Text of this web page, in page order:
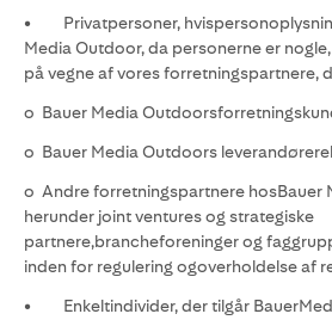
• Privatpersoner,
Media Outdoor, da personerne er
på vegne af vores forretningspartnere,
o Bauer Media
o Bauer Media Outdoors
o Andre forretningspartnere hosBauer
herunder joint ventures og strategiske
partnere,brancheforeninger og
inden for regulering ogoverholdelse af
• Enkeltindivider, der tilgår